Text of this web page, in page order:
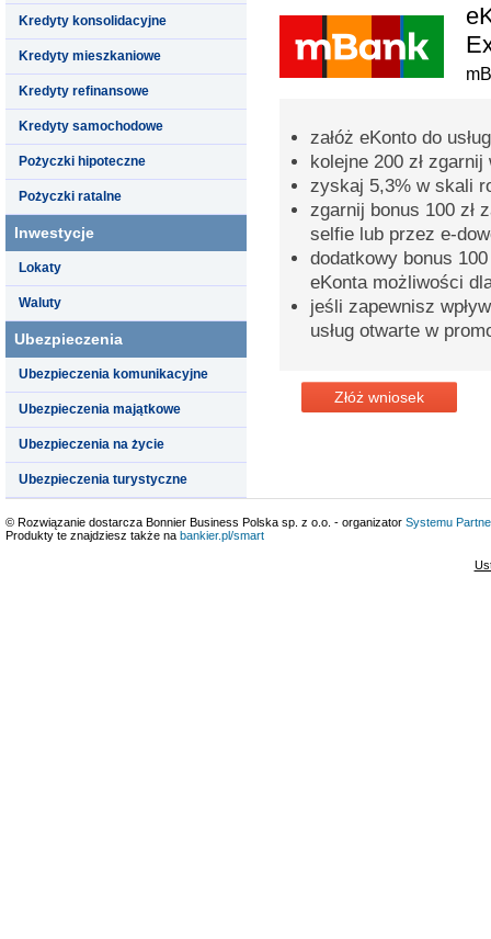
Kredyty konsolidacyjne
Kredyty mieszkaniowe
Kredyty refinansowe
Kredyty samochodowe
Pożyczki hipoteczne
Pożyczki ratalne
Inwestycje
Lokaty
Waluty
Ubezpieczenia
Ubezpieczenia komunikacyjne
Ubezpieczenia majątkowe
Ubezpieczenia na życie
Ubezpieczenia turystyczne
załóż eKonto do
kolejne 200 zł
zyskaj 5,3% w skali
zgarnij bonus 100 zł
selfie lub przez e-
dodatkowy bonus
eKonta możliwości
jeśli zapewnisz
usług otwarte w
Złóż wniosek
© Rozwiązanie dostarcza Bonnier Business Polska sp. z o.o. - organizator Systemu
Produkty te znajdziesz także na bankier.pl/smart